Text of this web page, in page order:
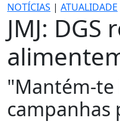
NOTÍCIAS | ATUALIDADE
JMJ:
"Mantém-te
campanhas